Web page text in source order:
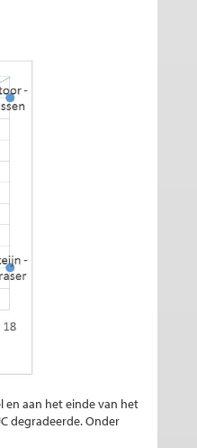
en aan het einde van het
degradeerde. Onder